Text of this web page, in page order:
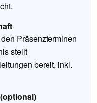
Präsenzterminen
stellt
bereit, inkl.